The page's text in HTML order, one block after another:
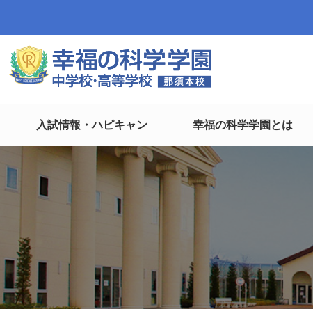
入試情報・ハピキャン 幸福の科学学園とは